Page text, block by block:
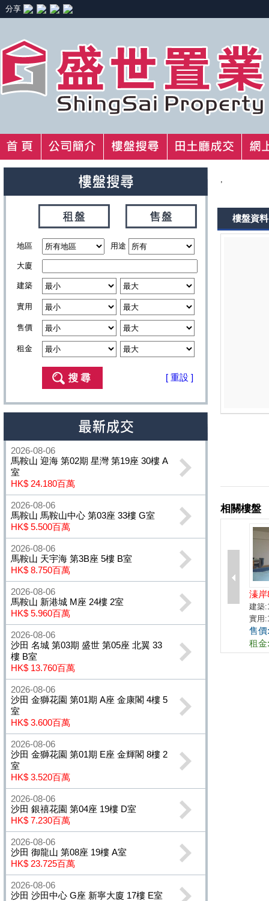
分享
地區 用途
大廈
建築
實用
售價
租金
[ 重設 ]
2026-08-06
馬鞍山 迎海 第02期 星灣 第19座 30樓 A
室
HK$ 24.180百萬
2026-08-06
馬鞍山 馬鞍山中心 第03座 33樓 G室
HK$ 5.500百萬
2026-08-06
馬鞍山 天宇海 第3B座 5樓 B室
HK$ 8.750百萬
2026-08-06
馬鞍山 新港城 M座 24樓 2室
HK$ 5.960百萬
2026-08-06
沙田 名城 第03期 盛世 第05座 北翼 33
樓 B室
HK$ 13.760百萬
2026-08-06
沙田 金獅花園 第01期 A座 金康閣 4樓 5
室
HK$ 3.600百萬
2026-08-06
沙田 金獅花園 第01期 E座 金輝閣 8樓 2
室
HK$ 3.520百萬
2026-08-06
沙田 銀禧花園 第04座 19樓 D室
HK$ 7.230百萬
2026-08-06
沙田 御龍山 第08座 19樓 A室
HK$ 23.725百萬
2026-08-06
沙田 沙田中心 G座 新寧大廈 17樓 E室
,
樓盤資料